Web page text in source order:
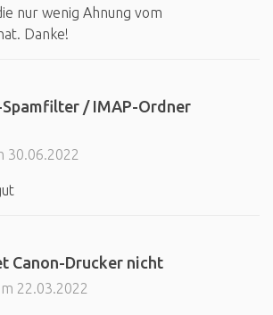
nur wenig Ahnung vom
Danke!
Spamfilter / IMAP-Ordner
30.06.2022
Canon-Drucker nicht
22.03.2022